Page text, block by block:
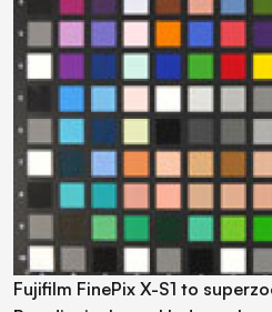
Fujifilm FinePix X-S1 to